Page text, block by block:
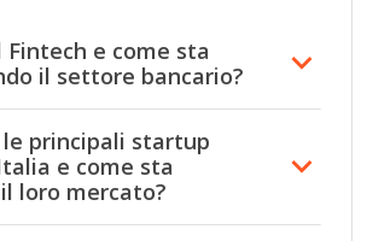
Fintech e come sta
il settore bancario?
le principali startup
e come sta
loro mercato?